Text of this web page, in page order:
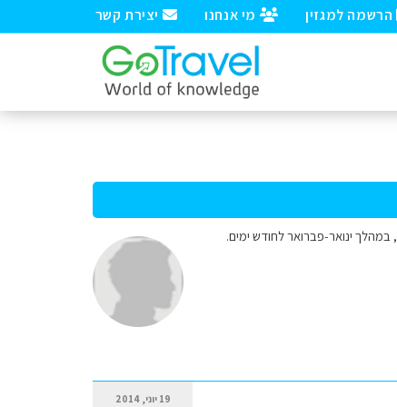
יצירת קשר מי אנחנו הרשמה למגזין
במהלך ינואר-פברואר לחודש ימים.
19 יוני, 2014